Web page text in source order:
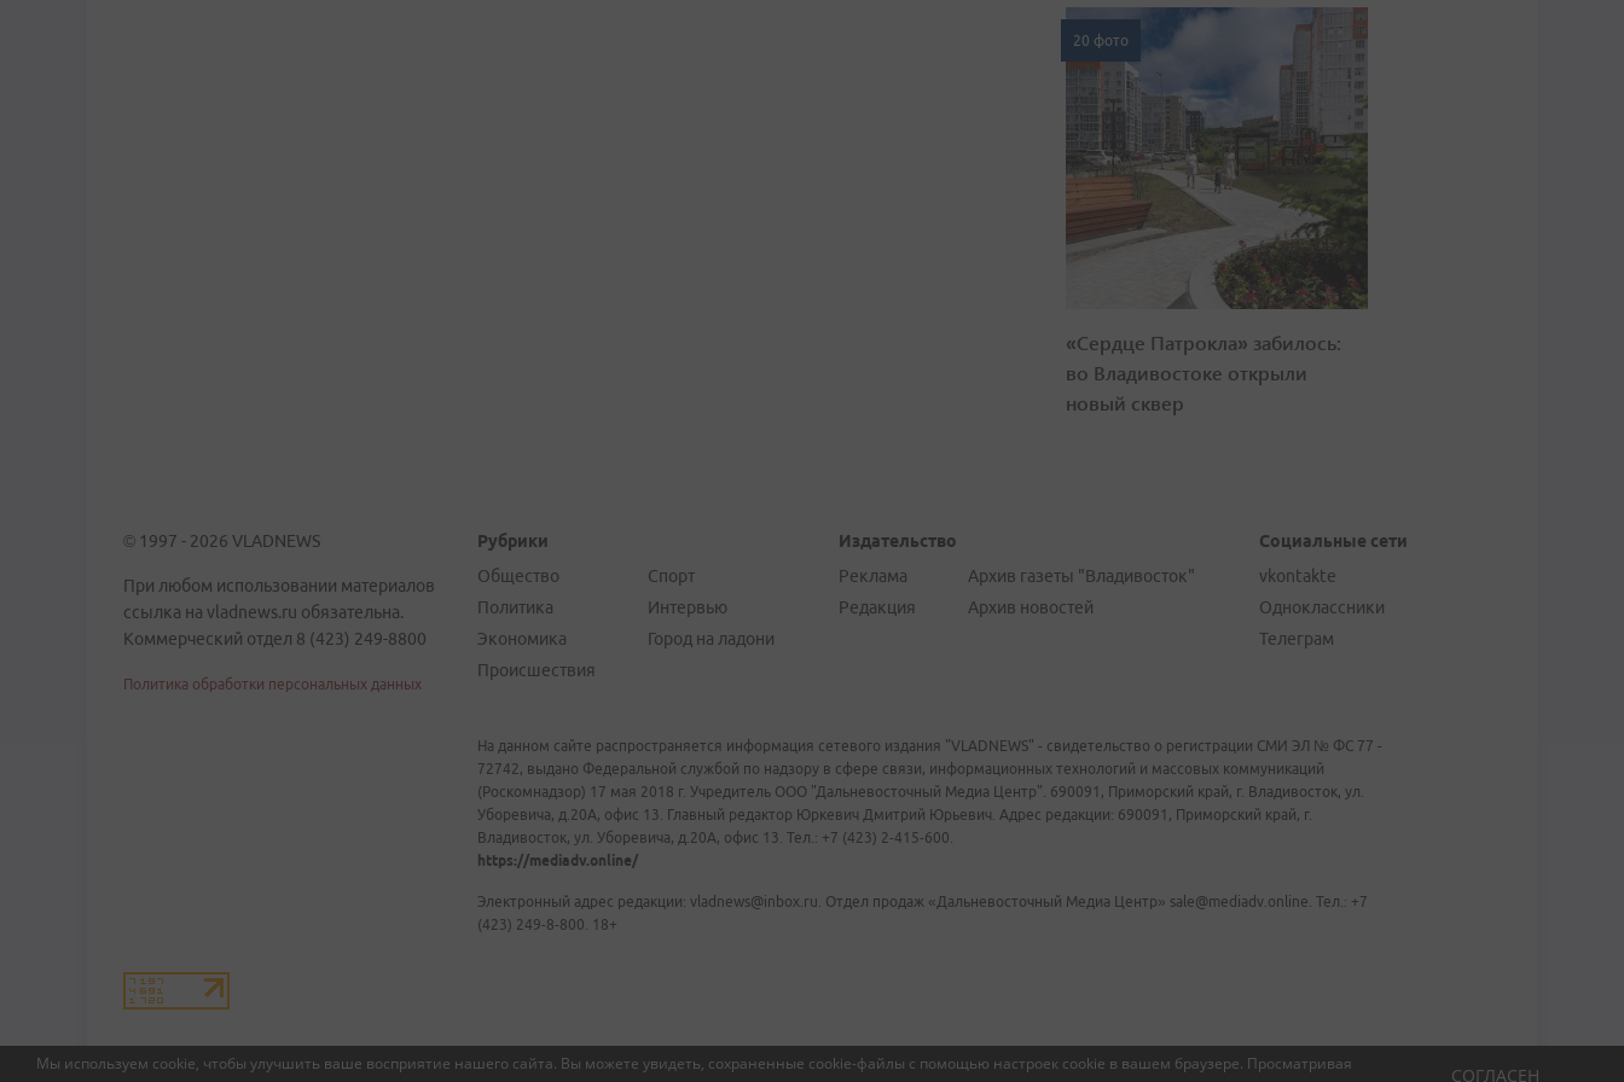
Мы используем cookie, чтобы улучшить ваше восприятие нашего сайта. Вы можете увидеть, сохраненные cookie-файлы с помощью настроек cookie в вашем браузере. Просматривая
СОГЛАСЕН
20 фото
«Сердце Патрокла» забилось:
во Владивостоке открыли
новый сквер
© 1997 - 2026 VLADNEWS
При любом использовании материалов
ссылка на vladnews.ru обязательна.
Коммерческий отдел 8 (423) 249-8800
Политика обработки персональных данных
Рубрики
Общество
Политика
Экономика
Происшествия
Спорт
Интервью
Город на ладони
Издательство
Реклама
Редакция
Архив газеты "Владивосток"
Архив новостей
Социальные сети
vkontakte
Одноклассники
Телеграм
На данном сайте распространяется информация сетевого издания "VLADNEWS" - свидетельство о регистрации СМИ ЭЛ № ФС 77 -
72742, выдано Федеральной службой по надзору в сфере связи, информационных технологий и массовых коммуникаций
(Роскомнадзор) 17 мая 2018 г. Учредитель ООО "Дальневосточный Медиа Центр". 690091, Приморский край, г. Владивосток, ул.
Уборевича, д.20А, офис 13. Главный редактор Юркевич Дмитрий Юрьевич. Адрес редакции: 690091, Приморский край, г.
Владивосток, ул. Уборевича, д.20А, офис 13. Тел.: +7 (423) 2-415-600.
https://mediadv.online/
Электронный адрес редакции: vladnews@inbox.ru. Отдел продаж «Дальневосточный Медиа Центр» sale@mediadv.online. Тел.: +7
(423) 249-8-800. 18+